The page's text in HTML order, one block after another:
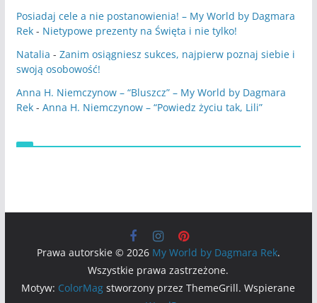
Posiadaj cele a nie postanowienia! – My World by Dagmara
Rek- Nietypowe prezenty na Święta i nie tylko!
Natalia - Zanim osiągniesz sukces, najpierw poznaj siebie i
swoją osobowość!
Anna H. Niemczynow – “Bluszcz” – My World by Dagmara
Rek- Anna H. Niemczynow – “Powiedz życiu tak, Lili”
Prawa autorskie © 2026 My World by Dagmara Rek.
Wszystkie prawa zastrzeżone.
Motyw: ColorMag stworzony przez ThemeGrill. Wspierane